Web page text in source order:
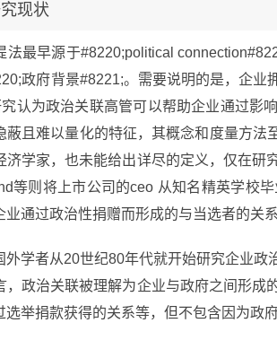
现状
法最早源于#8220;political
政府背景#8221;。需要说明的是，企
认为政治关联高管可以帮助企业通过影
蔽且难以量化的特征，其概念和度量方
济学家，也未能给出详尽的定义，仅在
等则将上市公司的ceo 从知名精英学校
通过政治性捐赠而形成的与当选者的关系
外学者从20世纪80年代就开始研究企业
，政治关联被理解为企业与政府之间形
选举捐款获得的关系等，但不包含因为政